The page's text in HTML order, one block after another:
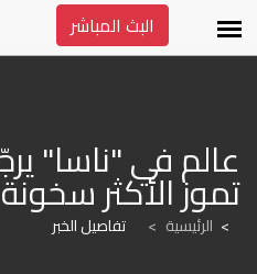
البث المباشر
تموز الأكثر سخونة
الرئيسية > تفاصيل الخبر